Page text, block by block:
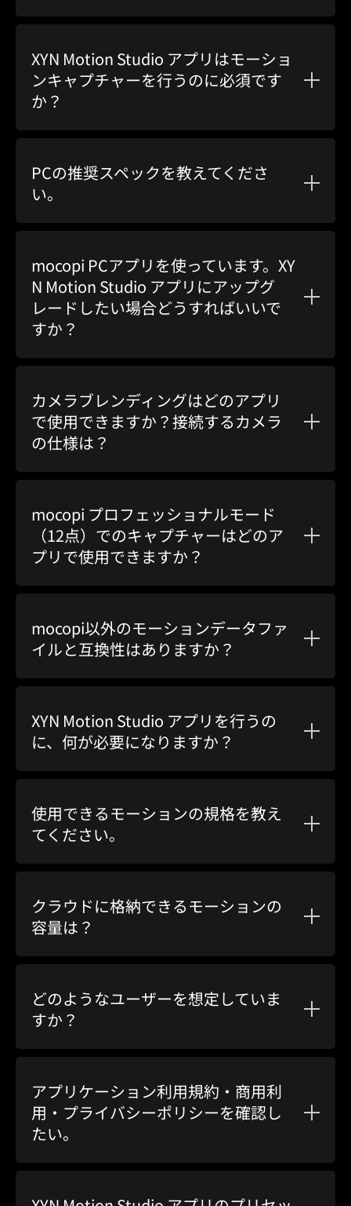
XYN Motion Studio アプリはモーショ
ンキャプチャーを行うのに必須です
か？
PCの推奨スペックを教えてくださ
い。
mocopi PCアプリを使っています。 XY
N Motion Studio アプリ にアップグ
レードしたい場合どうすればいいで
すか？
カメラブレンディングはどのアプリ
で使用できますか？接続するカメラ
の仕様は？
mocopi プロフェッショナルモード
（12点）でのキャプチャーはどのア
プリで使用できますか？
mocopi以外のモーションデータファ
イルと互換性はありますか？
XYN Motion Studio アプリを行うの
に、何が必要になりますか？
使用できるモーションの規格を教え
てください。
クラウドに格納できるモーションの
容量は？
どのようなユーザーを想定していま
すか？
アプリケーション利用規約・商用利
用・プライバシーポリシーを確認し
たい。